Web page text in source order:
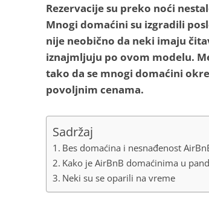
Rezervacije su preko noći
Mnogi domaćini su izgradili
nije neobično da neki imaju
iznajmljuju po ovom modelu.
tako da se mnogi domaćini
povoljnim cenama.
Sadržaj
Bes domaćina i nesnađenost
Kako je AirBnB domaćinima u
Neki su se oparili na vreme